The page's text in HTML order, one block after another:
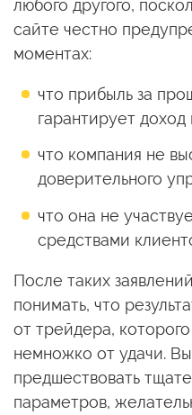
любого другого,
сайте честно
моментах:
что прибыль за
гарантирует
что компания не
доверительного
что она не
средствами
После таких
понимать, что
от трейдера,
немножко от удачи.
предшествовать
параметров,